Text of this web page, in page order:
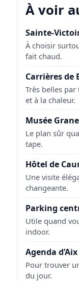
À voir
Sainte-
À choisir
fait chaud.
Carrières de
Très belles
et à la chaleur.
Musée
Le plan sûr
tape.
Hôtel de
Une visite
changeante.
Parking
Utile quand
indoor.
Agenda d’Aix
Pour trouver
du jour.